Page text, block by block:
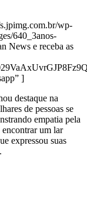
wp-
640_3anos-
News e receba as
]
destaque na
de pessoas se
empatia pela
encontrar um lar
expressou suas